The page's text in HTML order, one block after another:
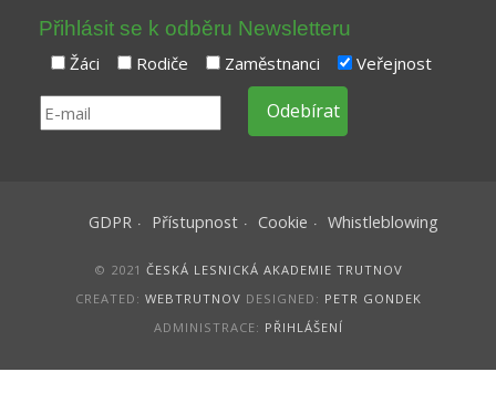
Přihlásit se k odběru Newsletteru
Žáci Rodiče Zaměstnanci Veřejnost
GDPR Přístupnost Cookie Whistleblowing
© 2021 ČESKÁ LESNICKÁ AKADEMIE TRUTNOV
CREATED: WEBTRUTNOV DESIGNED: PETR GONDEK
ADMINISTRACE: PŘIHLÁŠENÍ